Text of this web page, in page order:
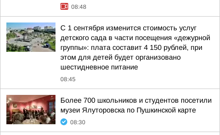
08:48
С 1 сентября изменится стоимость услуг
детского сада в части посещения «дежурной
группы»: плата составит 4 150 рублей, при
этом для детей будет организовано
шестидневное питание
08:45
Более 700 школьников и студентов посетили
музеи Ялуторовска по Пушкинской карте
08:30